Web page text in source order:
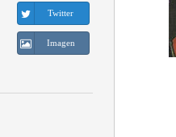
Twitter
Imagen